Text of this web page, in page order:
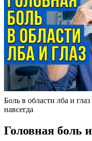
Боль в области лба и
навсегда
Головная боль